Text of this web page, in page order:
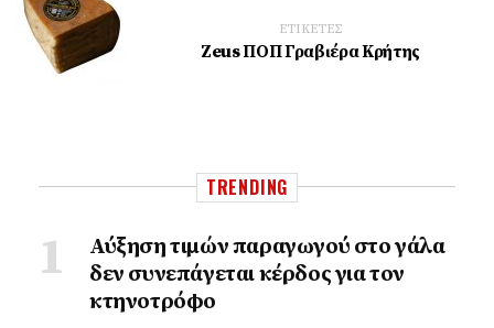
ΕΤΙΚΕΤΕΣ
Zeus ΠΟΠ Γραβιέρα Κρήτης
TRENDING
Αύξηση τιμών παραγωγού στο γάλα
δεν συνεπάγεται κέρδος για τον
κτηνοτρόφο